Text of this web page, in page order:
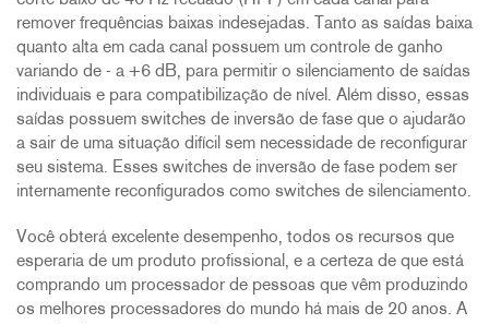
remover frequências baixas indesejadas. Tanto as saídas baixa
quanto alta em cada canal possuem um controle de ganho
variando de - a +6 dB, para permitir o silenciamento de saídas
individuais e para compatibilização de nível. Além disso, essas
saídas possuem switches de inversão de fase que o ajudarão
a sair de uma situação difícil sem necessidade de reconfigurar
seu sistema. Esses switches de inversão de fase podem ser
internamente reconfigurados como switches de silenciamento.
Você obterá excelente desempenho, todos os recursos que
esperaria de um produto profissional, e a certeza de que está
comprando um processador de pessoas que vêm produzindo
os melhores processadores do mundo há mais de 20 anos. A